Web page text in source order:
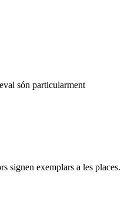
són particularment
signen exemplars a les places.